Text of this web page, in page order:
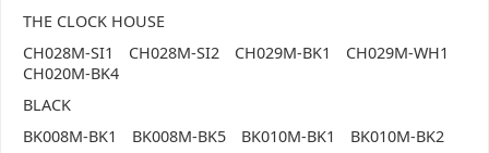
THE CLOCK HOUSE
CH028M-SI1 CH028M-SI2 CH029M-BK1 CH029M-WH1
CH020M-BK4
BLACK
BK008M-BK1 BK008M-BK5 BK010M-BK1 BK010M-BK2